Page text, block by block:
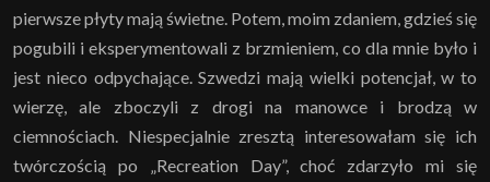
pierwsze płyty mają świetne. Potem, moim zdaniem, gdzieś się
pogubili i eksperymentowali z brzmieniem, co dla mnie było i
jest nieco odpychające. Szwedzi mają wielki potencjał, w to
wierzę, ale zboczyli z drogi na manowce i brodzą w
ciemnościach. Niespecjalnie zresztą interesowałam się ich
twórczością po „Recreation Day”, choć zdarzyło mi się